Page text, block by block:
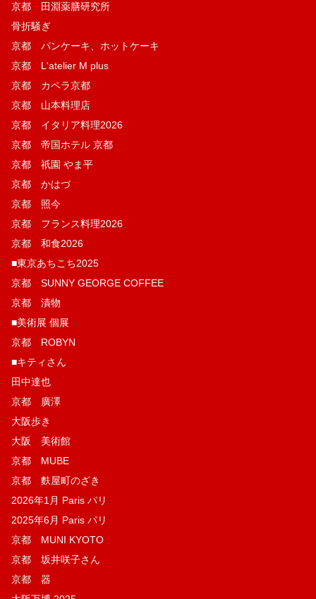
京都 田淵薬膳研究所
骨折騒ぎ
京都 パンケーキ、ホットケーキ
京都 L'atelier M plus
京都 カペラ京都
京都 山本料理店
京都 イタリア料理2026
京都 帝国ホテル 京都
京都 祇園 やま平
京都 かはづ
京都 照今
京都 フランス料理2026
京都 和食2026
■東京あちこち2025
京都 SUNNY GEORGE COFFEE
京都 漬物
■美術展 個展
京都 ROBYN
■キティさん
田中達也
京都 廣澤
大阪歩き
大阪 美術館
京都 MUBE
京都 麩屋町のざき
2026年1月 Paris パリ
2025年6月 Paris パリ
京都 MUNI KYOTO
京都 坂井咲子さん
京都 器